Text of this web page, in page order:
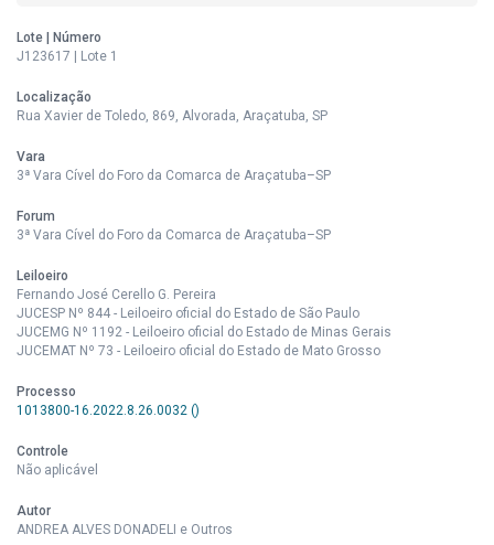
Lote | Número
J123617 | Lote 1
Localização
Rua Xavier de Toledo, 869, Alvorada, Araçatuba, SP
Vara
3ª Vara Cível do Foro da Comarca de Araçatuba–SP
Forum
3ª Vara Cível do Foro da Comarca de Araçatuba–SP
Leiloeiro
Fernando José Cerello G. Pereira
JUCESP Nº 844 - Leiloeiro oficial do Estado de São Paulo
JUCEMG Nº 1192 - Leiloeiro oficial do Estado de Minas Gerais
JUCEMAT Nº 73 - Leiloeiro oficial do Estado de Mato Grosso
Processo
1013800-16.2022.8.26.0032 ()
Controle
Não aplicável
Autor
ANDREA ALVES DONADELI e Outros